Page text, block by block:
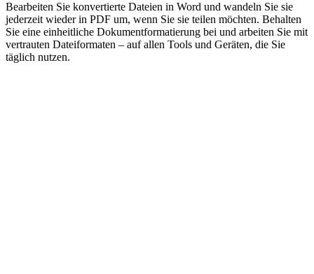
Bearbeiten Sie konvertierte Dateien in Word und wandeln Sie sie
jederzeit wieder in PDF um, wenn Sie sie teilen möchten. Behalten
Sie eine einheitliche Dokumentformatierung bei und arbeiten Sie mit
vertrauten Dateiformaten – auf allen Tools und Geräten, die Sie
täglich nutzen.